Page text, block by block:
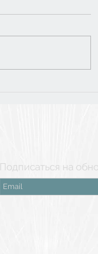
Подписаться на